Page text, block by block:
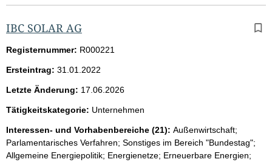
IBC SOLAR AG
Registernummer: R000221
Ersteintrag: 31.01.2022
Letzte Änderung: 17.06.2026
Tätigkeitskategorie: Unternehmen
Interessen- und Vorhabenbereiche (21): Außenwirtschaft;
Parlamentarisches Verfahren; Sonstiges im Bereich "Bundestag";
Allgemeine Energiepolitik; Energienetze; Erneuerbare Energien;